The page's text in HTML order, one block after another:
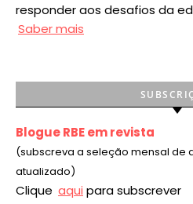
responder aos desafios da
Saber mais
Blogue RBE em revista
(subscreva a seleção mensal de
atualizado)
Clique aqui para subscrever